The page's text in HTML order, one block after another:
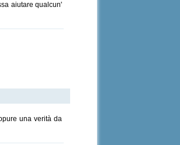
aiutare qualcun'
una verità da